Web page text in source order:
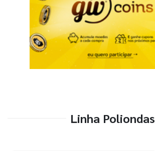
Linha Poliondas